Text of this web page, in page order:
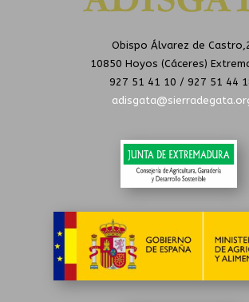
Obispo Álvarez de
10850 Hoyos (Cáceres)
927 51 41 10 / 927 51 44